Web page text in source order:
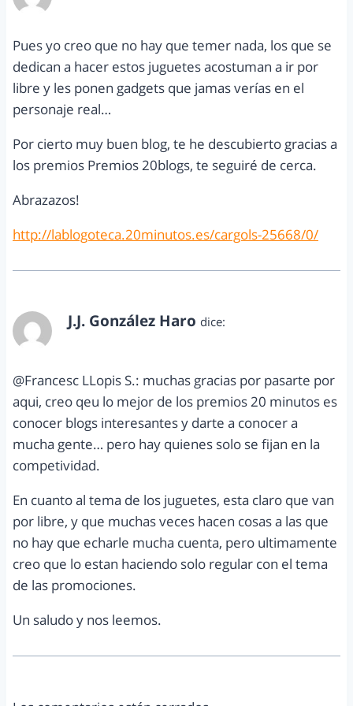
Pues yo creo que no hay que temer nada, los que se
dedican a hacer estos juguetes acostuman a ir por
libre y les ponen gadgets que jamas verías en el
personaje real…
Por cierto muy buen blog, te he descubierto gracias a
los premios Premios 20blogs, te seguiré de cerca.
Abrazazos!
http://lablogoteca.20minutos.es/cargols-25668/0/
J.J. González Haro dice:
@Francesc LLopis S.: muchas gracias por pasarte por
aqui, creo qeu lo mejor de los premios 20 minutos es
conocer blogs interesantes y darte a conocer a
mucha gente… pero hay quienes solo se fijan en la
competividad.
En cuanto al tema de los juguetes, esta claro que van
por libre, y que muchas veces hacen cosas a las que
no hay que echarle mucha cuenta, pero ultimamente
creo que lo estan haciendo solo regular con el tema
de las promociones.
Un saludo y nos leemos.